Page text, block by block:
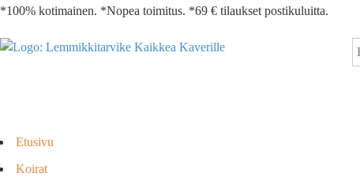
*100% kotimainen. *Nopea toimitus. *69 € tilaukset postikuluitta.
Etusivu
Koirat